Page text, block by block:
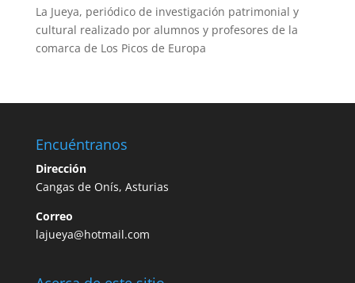
La Jueya, periódico de investigación patrimonial y
cultural realizado por alumnos y profesores de la
comarca de Los Picos de Europa
Encuéntranos
Dirección
Cangas de Onís, Asturias
Correo
lajueya@hotmail.com